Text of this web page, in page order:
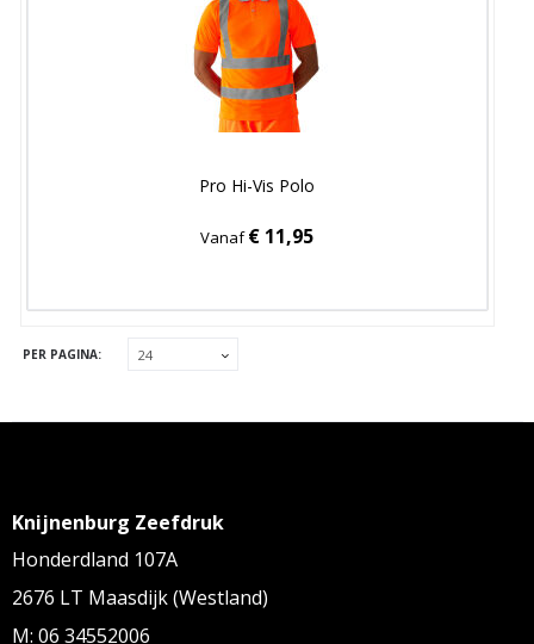
Pro Hi-Vis Polo
Vanaf€ 11,95
PER PAGINA:
Knijnenburg Zeefdruk
Honderdland 107A
2676 LT Maasdijk (Westland)
M: 06 34552006